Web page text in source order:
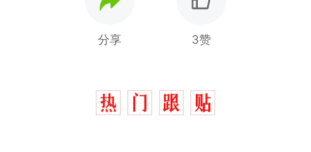
分享 3赞